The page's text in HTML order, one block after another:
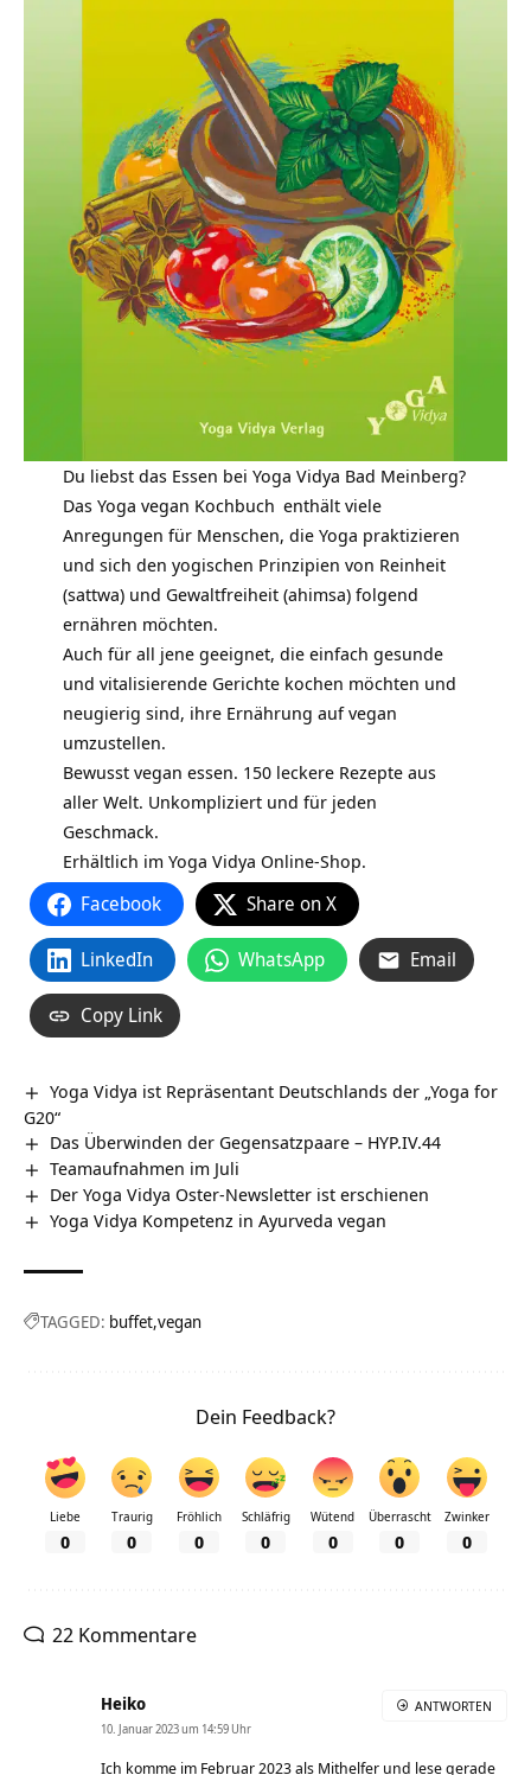
Du liebst das Essen bei Yoga Vidya Bad Meinberg?
Das Yoga vegan Kochbuch enthält viele
Anregungen für Menschen, die Yoga praktizieren
und sich den yogischen Prinzipien von Reinheit
(sattwa) und Gewaltfreiheit (ahimsa) folgend
ernähren möchten.
Auch für all jene geeignet, die einfach gesunde
und vitalisierende Gerichte kochen möchten und
neugierig sind, ihre Ernährung auf vegan
umzustellen.
Bewusst vegan essen. 150 leckere Rezepte aus
aller Welt. Unkompliziert und für jeden
Geschmack.
Erhältlich im Yoga Vidya Online-Shop.
Facebook Share on X
LinkedIn WhatsApp Email
Copy Link
Yoga Vidya ist Repräsentant Deutschlands der „Yoga for
G20“
Das Überwinden der Gegensatzpaare – HYP.IV.44
Teamaufnahmen im Juli
Der Yoga Vidya Oster-Newsletter ist erschienen
Yoga Vidya Kompetenz in Ayurveda vegan
TAGGED: buffet vegan
Dein Feedback?
Liebe
0
Traurig
0
Fröhlich
0
Schläfrig
0
Wütend
0
Überrascht
0
Zwinker
0
22 Kommentare
Heiko
10. Januar 2023 um 14:59 Uhr
Ich komme im Februar 2023 als Mithelfer und lese gerade
ANTWORTEN